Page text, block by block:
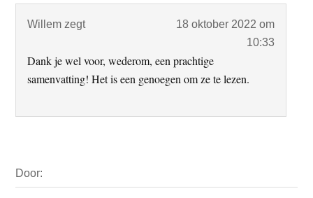
Willem zegt
18 oktober 2022 om
10:33
Dank je wel voor, wederom, een prachtige
samenvatting! Het is een genoegen om ze te lezen.
Sidebar
Door: